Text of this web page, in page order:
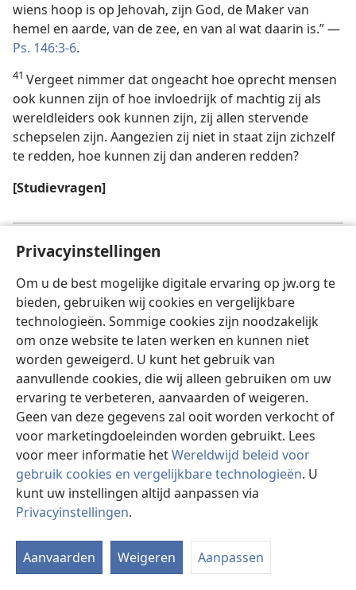
Privacyinstellingen
Om u de best mogelijke digitale ervaring op jw.org te
bieden, gebruiken wij cookies en vergelijkbare
technologieën. Sommige cookies zijn noodzakelijk
om onze website te laten werken en kunnen niet
worden geweigerd. U kunt het gebruik van
aanvullende cookies, die wij alleen gebruiken om uw
ervaring te verbeteren, aanvaarden of weigeren.
Geen van deze gegevens zal ooit worden verkocht of
voor marketingdoeleinden worden gebruikt. Lees
voor meer informatie hetWereldwijd beleid voor
gebruik cookies en vergelijkbare technologieën. U
kunt uw instellingen altijd aanpassen via
Privacyinstellingen.
Aanvaarden Weigeren Aanpassen
wiens hoop is op Jehovah, zijn God, de Maker van
hemel en aarde, van de zee, en van al wat daarin is.” —
Ps. 146:3-6.
41 Vergeet nimmer dat ongeacht hoe oprecht mensen
ook kunnen zijn of hoe invloedrijk of machtig zij als
wereldleiders ook kunnen zijn, zij allen stervende
schepselen zijn. Aangezien zij niet in staat zijn zichzelf
te redden, hoe kunnen zij dan anderen redden?
[Studievragen]
Vorige
DOWNLOADOPTIES
publicaties
Ware
vrede
en
zekerheid
bron?